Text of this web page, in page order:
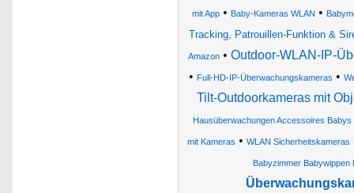
mit App• Baby-Kameras WLAN •
Tracking, Patrouillen-Funktion &
Amazon• Outdoor-WLAN-IP-
• Full-HD-IP-Überwachungskameras •
Tilt-Outdoorkameras mit
Hausüberwachungen Accessoires
mit Kameras • WLAN Sicherheitskameras
Babyzimmer